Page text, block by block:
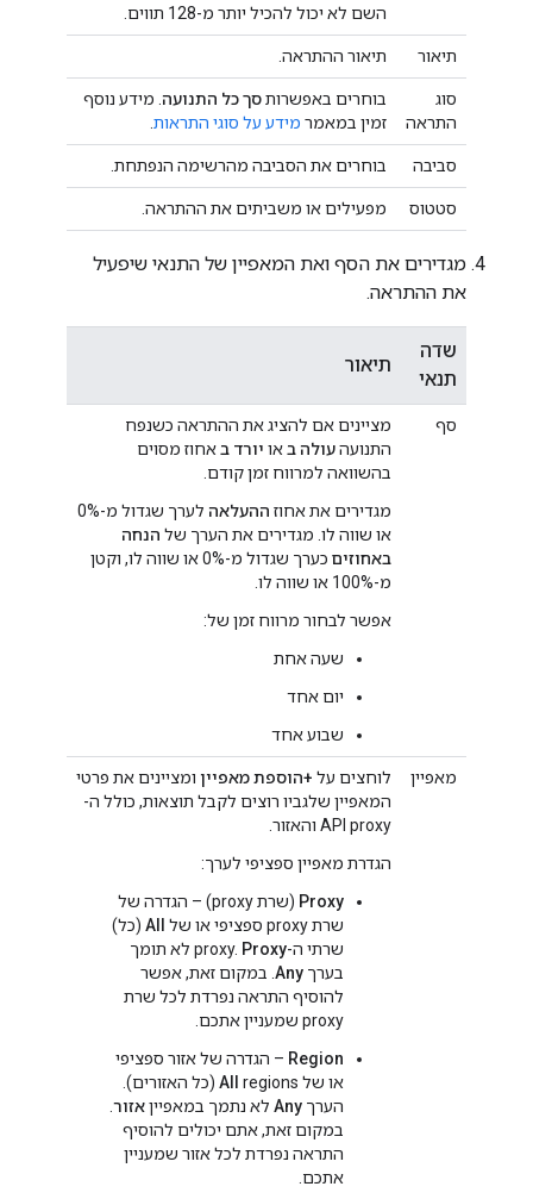
השם לא יכול להכיל יותר מ-128 תווים.
תיאור תיאור ההתראה.
סוג
התראה
בוחרים באפשרותסך כל התנועה . מידע נוסף
זמין במאמר מידע על סוגי התראות
סביבה בוחרים את הסביבה מהרשימה הנפתחת.
סטטוס מפעילים או משביתים את ההתראה.
מגדירים את הסף ואת המאפיין של התנאי שיפעיל
את ההתראה.
שדה
תנאי
תיאור
סף
מציינים אם להציג את ההתראה כשנפח
התנועהעולה באו יורד באחוז מסוים
בהשוואה למרווח זמן קודם.
מגדירים את אחוז ההעלאה
לערך שגדול מ-0%
או שווה לו. מגדירים את הערך של הנחה
באחוזים
כערך שגדול מ-0% או שווה לו, וקטן
מ-100% או שווה לו.
אפשר לבחור מרווח זמן של:
שעה אחת
יום אחד
שבוע אחד
מאפיין לוחצים על +הוספת מאפיין ומציינים את פרטי
המאפיין שלגביו רוצים לקבל תוצאות, כולל ה-
API proxy והאזור.
הגדרת מאפיין ספציפי לערך:
Proxy
(שרת proxy) – הגדרה של
שרת proxy ספציפי או של
All (כל)
שרתי ה-proxy.Proxy
לא תומך
בערך Any . במקום זאת, אפשר
להוסיף התראה נפרדת לכל שרת
proxy שמעניין אתכם.
Region – הגדרה של אזור ספציפי
או של
All regions (כל האזורים).
הערך Any לא נתמך במאפייןאזור
במקום זאת, אתם יכולים להוסיף
התראה נפרדת לכל אזור שמעניין
אתכם.